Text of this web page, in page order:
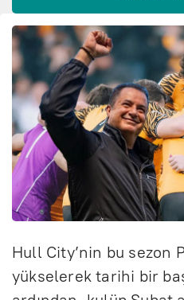
Hull City’nin bu sezon
yükselerek tarihi bir